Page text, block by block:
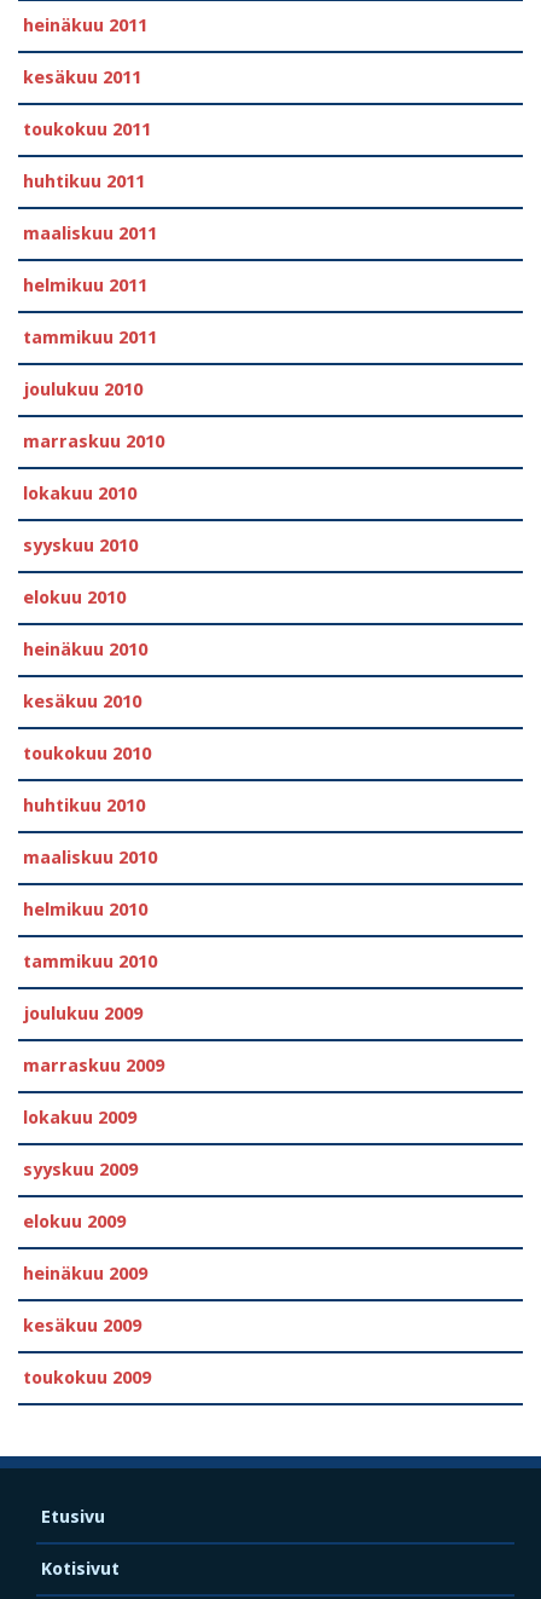
heinäkuu 2011
kesäkuu 2011
toukokuu 2011
huhtikuu 2011
maaliskuu 2011
helmikuu 2011
tammikuu 2011
joulukuu 2010
marraskuu 2010
lokakuu 2010
syyskuu 2010
elokuu 2010
heinäkuu 2010
kesäkuu 2010
toukokuu 2010
huhtikuu 2010
maaliskuu 2010
helmikuu 2010
tammikuu 2010
joulukuu 2009
marraskuu 2009
lokakuu 2009
syyskuu 2009
elokuu 2009
heinäkuu 2009
kesäkuu 2009
toukokuu 2009
Etusivu
Kotisivut